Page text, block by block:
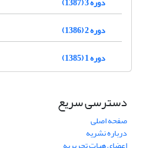
دوره 2 (1386)
دوره 1 (1385)
دسترسی سریع
صفحه اصلی
درباره نشریه